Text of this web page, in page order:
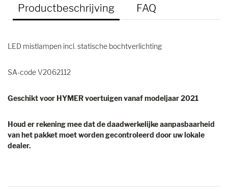
Productbeschrijving FAQ
LED mistlampen incl. statische bochtverlichting
SA-code V2062112
Geschikt voor HYMER voertuigen vanaf modeljaar 2021
Houd er rekening mee dat de daadwerkelijke aanpasbaarheid
van het pakket moet worden gecontroleerd door uw lokale
dealer.